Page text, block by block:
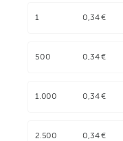
1 0,34 €
500 0,34 €
1.000 0,34 €
2.500 0,34 €